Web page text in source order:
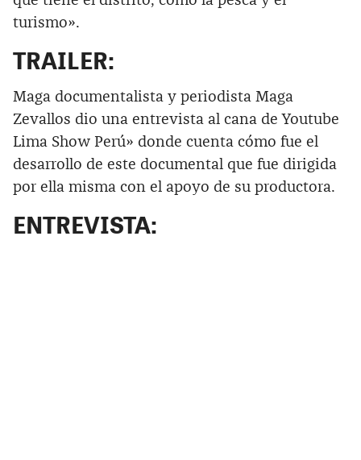
turismo».
TRAILER:
Maga documentalista y periodista Maga
Zevallos dio una entrevista al cana de Youtube
Lima Show Perú» donde cuenta cómo fue el
desarrollo de este documental que fue dirigida
por ella misma con el apoyo de su productora.
ENTREVISTA: